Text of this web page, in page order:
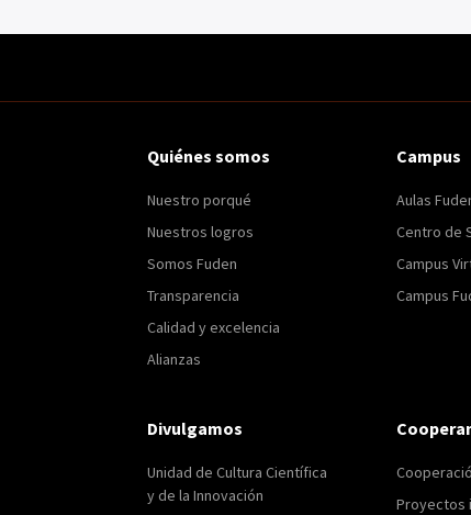
Quiénes somos
Nuestro porqué
Nuestros logros
Somos Fuden
Transparencia
Calidad y excelencia
Alianzas
Campus
Aulas
Centro de
Campus
Campus
Divulgamos
Unidad de Cultura Científica
y de la Innovación
Proyectos